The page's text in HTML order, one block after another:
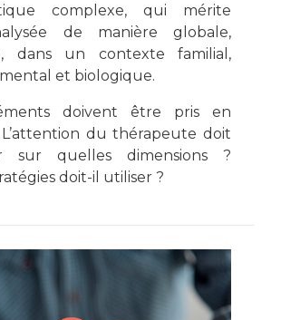
complexe, qui mérite
de manière globale,
dans un contexte familial,
et biologique.
doivent être pris en
du thérapeute doit
sur quelles dimensions ?
doit-il utiliser ?